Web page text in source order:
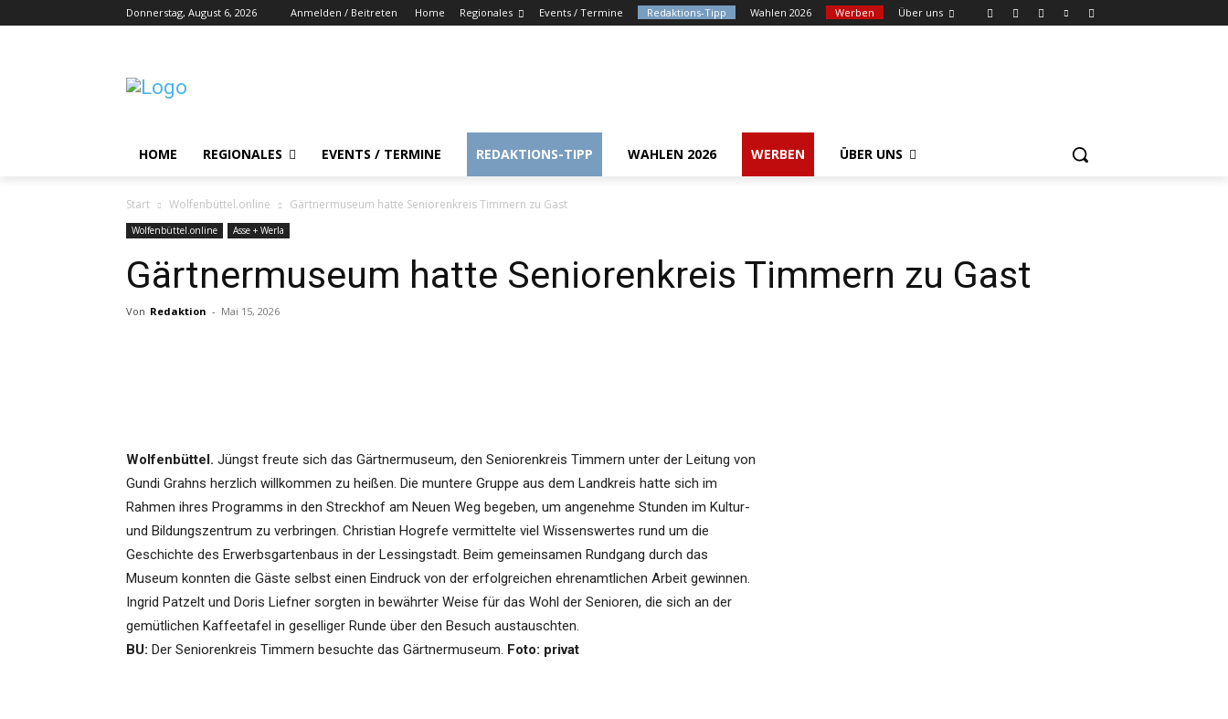
Donnerstag, August 6, 2026 Anmelden / Beitreten Home Regionales Events / Termine Redaktions-Tipp Wahlen 2026 Werben Über uns
HOME REGIONALES EVENTS / TERMINE REDAKTIONS-TIPP WAHLEN 2026 WERBEN ÜBER UNS
Start Wolfenbüttel.online Gärtnermuseum hatte Seniorenkreis Timmern zu Gast
Wolfenbüttel.online Asse + Werla
Gärtnermuseum hatte Seniorenkreis Timmern zu Gast
Von Redaktion - Mai 15, 2026
Wolfenbüttel. Jüngst freute sich das Gärtnermuseum, den Seniorenkreis Timmern unter der Leitung von
Gundi Grahns herzlich willkommen zu heißen. Die muntere Gruppe aus dem Landkreis hatte sich im
Rahmen ihres Programms in den Streckhof am Neuen Weg begeben, um angenehme Stunden im Kultur-
und Bildungszentrum zu verbringen. Christian Hogrefe vermittelte viel Wissenswertes rund um die
Geschichte des Erwerbsgartenbaus in der Lessingstadt. Beim gemeinsamen Rundgang durch das
Museum konnten die Gäste selbst einen Eindruck von der erfolgreichen ehrenamtlichen Arbeit gewinnen.
Ingrid Patzelt und Doris Liefner sorgten in bewährter Weise für das Wohl der Senioren, die sich an der
gemütlichen Kaffeetafel in geselliger Runde über den Besuch austauschten.
BU: Der Seniorenkreis Timmern besuchte das Gärtnermuseum. Foto: privat